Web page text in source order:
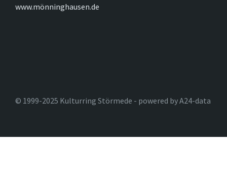
www.mönninghausen.de
© 1999-2025 Kulturring Störmede - powered by A24-data